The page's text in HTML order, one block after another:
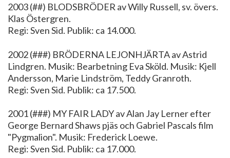
2003 (##) BLODSBRÖDER av Willy Russell, sv. övers.
Klas Östergren.
Regi: Sven Sid. Publik: ca 14.000.
2002 (###) BRÖDERNA LEJONHJÄRTA av Astrid
Lindgren. Musik: Bearbetning Eva Sköld. Musik: Kjell
Andersson, Marie Lindström, Teddy Granroth.
Regi: Sven Sid. Publik: ca 17.500.
2001 (###) MY FAIR LADY av Alan Jay Lerner efter
George Bernard Shaws pjäs och Gabriel Pascals film
"Pygmalion". Musik: Frederick Loewe.
Regi: Sven Sid. Publik: ca 17.000.